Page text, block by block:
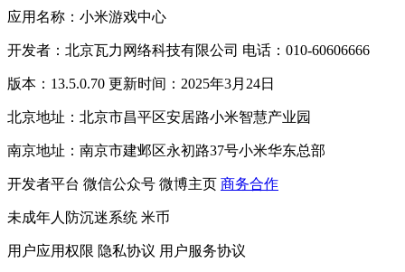
应用名称：小米游戏中心
开发者：北京瓦力网络科技有限公司 电话：010-60606666
版本：13.5.0.70 更新时间：2025年3月24日
北京地址：北京市昌平区安居路小米智慧产业园
南京地址：南京市建邺区永初路37号小米华东总部
开发者平台 微信公众号 微博主页 商务合作
未成年人防沉迷系统 米币
用户应用权限 隐私协议 用户服务协议